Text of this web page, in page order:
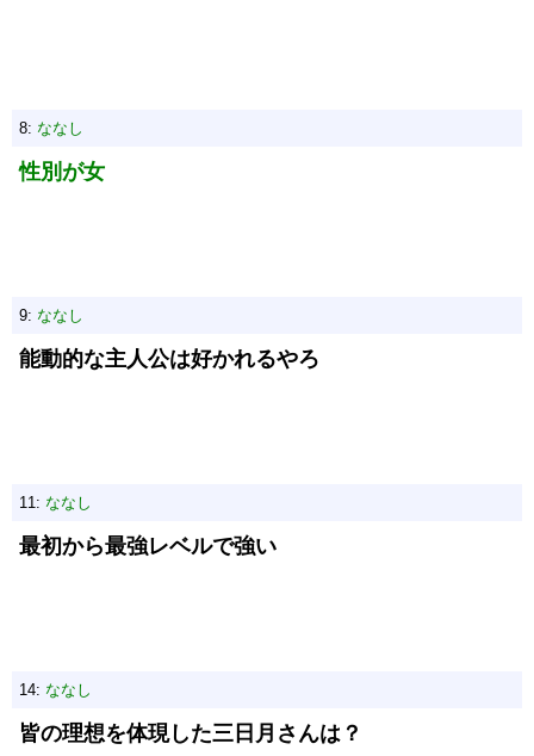
8: ななし
性別が女
9: ななし
能動的な主人公は好かれるやろ
11: ななし
最初から最強レベルで強い
14: ななし
皆の理想を体現した三日月さんは？